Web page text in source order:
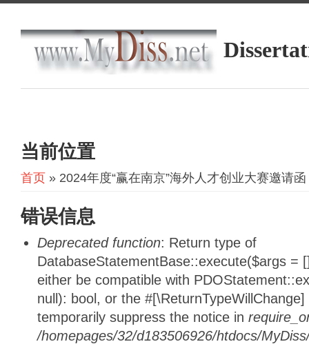
当前位置
首页 » 2024年度“赢在南京”海外人才创业大赛邀请函
错误信息
Deprecated function: Return type of
DatabaseStatementBase::execute($args =
either be compatible with
null): bool, or the
temporarily suppress the notice in
/homepages/32/d183506926/htdocs/